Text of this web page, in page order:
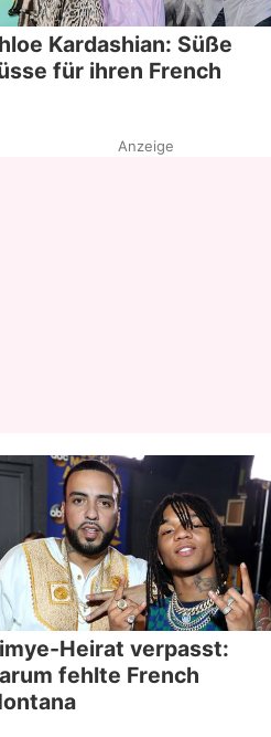
Kardashian: Süße
für ihren French
Anzeige
Heirat verpasst:
fehlte French